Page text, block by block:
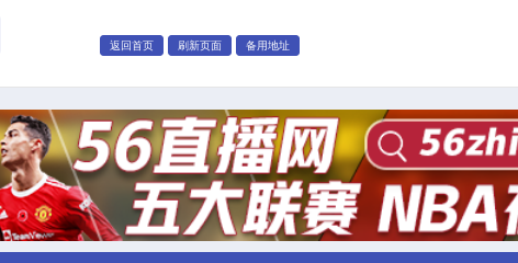
返回首页 刷新页面 备用地址